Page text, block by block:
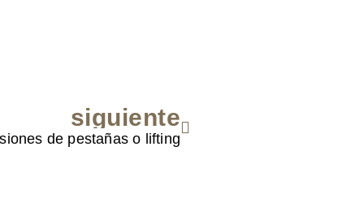
siguiente
de pestañas o lifting
Siguiente